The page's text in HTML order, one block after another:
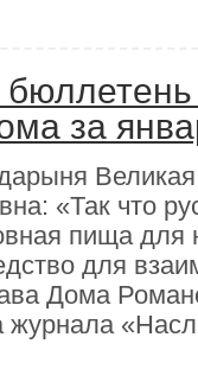
за
«Так что
пища
для
Дома
журнала